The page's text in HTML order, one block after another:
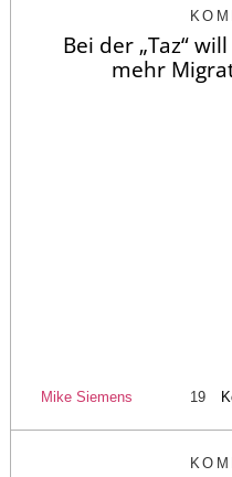
Bei der „Taz“
mehr
Mike Siemens 19